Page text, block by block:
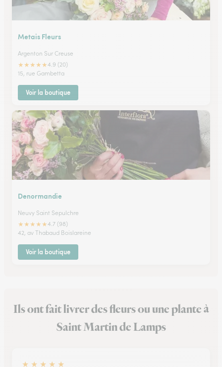
Metais Fleurs
Argenton Sur Creuse
★★★★★4.9 (20)
15, rue Gambetta
Voir la boutique
Denormandie
Neuvy Saint Sepulchre
★★★★★4.7 (98)
42, av Thabaud Boislareine
Voir la boutique
Ils ont fait livrer des fleurs ou une plante à
Saint Martin de Lamps
★ ★ ★ ★ ★